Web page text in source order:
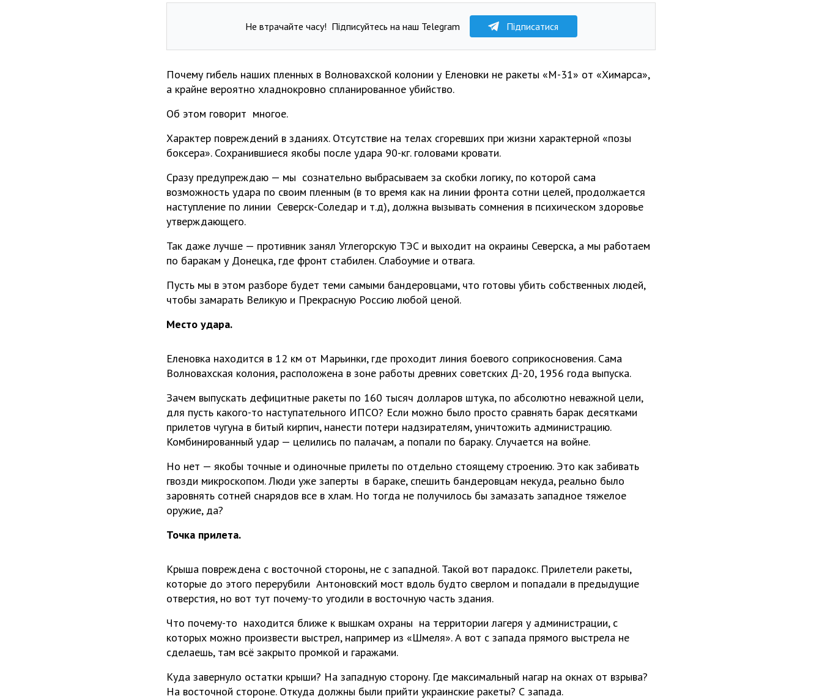
Не втрачайте часу! Підписуйтесь на наш Telegram Підписатися
Почему гибель наших пленных в Волновахской колонии у Еленовки не ракеты «М-31» от «Химарса»,
а крайне вероятно хладнокровно спланированное убийство.
Об этом говорит многое.
Характер повреждений в зданиях. Отсутствие на телах сгоревших при жизни характерной «позы
боксера». Сохранившиеся якобы после удара 90-кг. головами кровати.
Сразу предупреждаю — мы сознательно выбрасываем за скобки логику, по которой сама
возможность удара по своим пленным (в то время как на линии фронта сотни целей, продолжается
наступление по линии Северск-Соледар и т.д), должна вызывать сомнения в психическом здоровье
утверждающего.
Так даже лучше — противник занял Углегорскую ТЭС и выходит на окраины Северска, а мы работаем
по баракам у Донецка, где фронт стабилен. Слабоумие и отвага.
Пусть мы в этом разборе будет теми самыми бандеровцами, что готовы убить собственных людей,
чтобы замарать Великую и Прекрасную Россию любой ценой.
Место удара.
Еленовка находится в 12 км от Марьинки, где проходит линия боевого соприкосновения. Сама
Волновахская колония, расположена в зоне работы древних советских Д-20, 1956 года выпуска.
Зачем выпускать дефицитные ракеты по 160 тысяч долларов штука, по абсолютно неважной цели,
для пусть какого-то наступательного ИПСО? Если можно было просто сравнять барак десятками
прилетов чугуна в битый кирпич, нанести потери надзирателям, уничтожить администрацию.
Комбинированный удар — целились по палачам, а попали по бараку. Случается на войне.
Но нет — якобы точные и одиночные прилеты по отдельно стоящему строению. Это как забивать
гвозди микроскопом. Люди уже заперты в бараке, спешить бандеровцам некуда, реально было
заровнять сотней снарядов все в хлам. Но тогда не получилось бы замазать западное тяжелое
оружие, да?
Точка прилета.
Крыша повреждена с восточной стороны, не с западной. Такой вот парадокс. Прилетели ракеты,
которые до этого перерубили Антоновский мост вдоль будто сверлом и попадали в предыдущие
отверстия, но вот тут почему-то угодили в восточную часть здания.
Что почему-то находится ближе к вышкам охраны на территории лагеря у администрации, с
которых можно произвести выстрел, например из «Шмеля». А вот с запада прямого выстрела не
сделаешь, там всё закрыто промкой и гаражами.
Куда завернуло остатки крыши? На западную сторону. Где максимальный нагар на окнах от взрыва?
На восточной стороне. Откуда должны были прийти украинские ракеты? С запада.